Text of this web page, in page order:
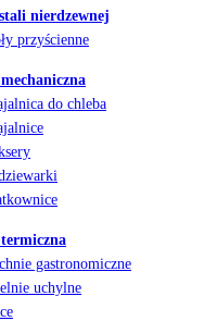
nierdzewnej
przyścienne
do chleba
gastronomiczne
uchylne